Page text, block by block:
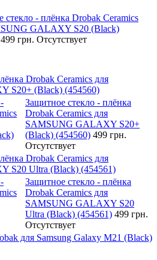
стекло - плёнка Drobak Ceramics
GALAXY S20 (Black)
499 грн. Отсутствует
Drobak Ceramics для
S20+ (Black) (454560)
Защитное стекло - плёнка
Drobak Ceramics для
SAMSUNG GALAXY S20+
(Black) (454560) 499 грн.
Отсутствует
Drobak Ceramics для
S20 Ultra (Black) (454561)
Защитное стекло - плёнка
Drobak Ceramics для
SAMSUNG GALAXY S20
Ultra (Black) (454561) 499 грн.
Отсутствует
для Samsung Galaxy М21 (Black)